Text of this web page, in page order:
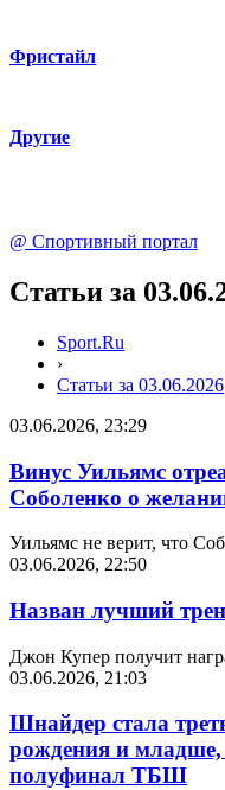
Фристайл
Другие
@ Спортивный портал
Статьи за
Sport.Ru
›
Статьи за 03.06.2026
03.06.2026, 23:29
Винус Уильямс
Соболенко о
Уильямс не верит, что
03.06.2026, 22:50
Назван лучший
Джон Купер получит
03.06.2026, 21:03
Шнайдер стала
рождения и
полуфинал ТБШ